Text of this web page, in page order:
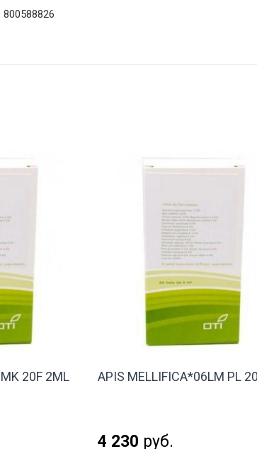
800588826
20F 2ML APIS MELLIFICA*06LM PL
4 230 руб.